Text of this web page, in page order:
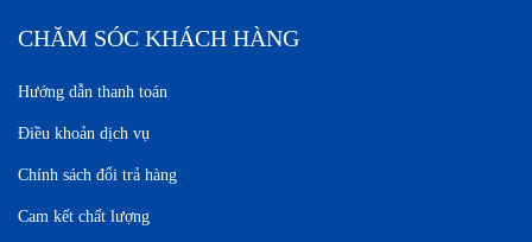
CHĂM SÓC KHÁCH HÀNG
Hướng dẫn thanh toán
Điều khoản dịch vụ
Chính sách đổi trả hàng
Cam kết chất lượng